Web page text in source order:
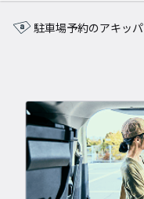
駐車場予約のアキッパ